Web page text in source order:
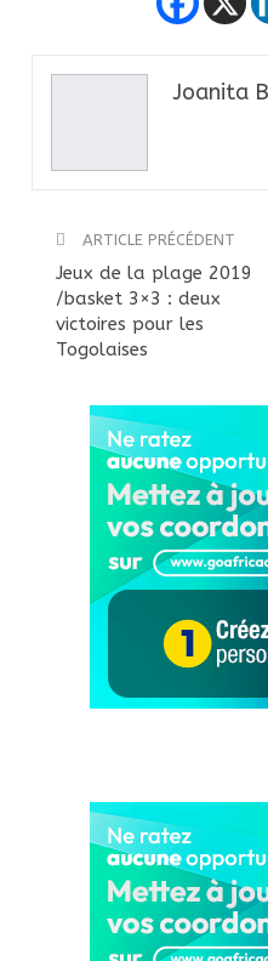
Joanita
ARTICLE PRÉCÉDENT
Jeux de la plage 2019
/basket 3×3 : deux
victoires pour les
Togolaises